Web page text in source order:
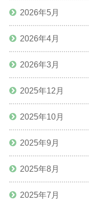
2026年5月
2026年4月
2026年3月
2025年12月
2025年10月
2025年9月
2025年8月
2025年7月